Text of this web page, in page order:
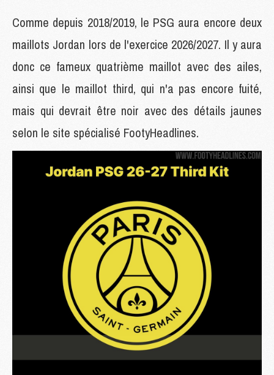
Comme depuis 2018/2019, le PSG aura encore deux
maillots Jordan lors de l'exercice 2026/2027. Il y aura
donc ce fameux quatrième maillot avec des ailes,
ainsi que le maillot third, qui n'a pas encore fuité,
mais qui devrait être noir avec des détails jaunes
selon le site spécialisé FootyHeadlines.